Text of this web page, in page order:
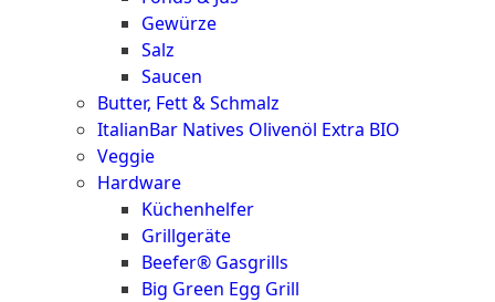
Gewürze
Salz
Saucen
Butter, Fett & Schmalz
ItalianBar Natives Olivenöl Extra BIO
Veggie
Hardware
Küchenhelfer
Grillgeräte
Beefer® Gasgrills
Big Green Egg Grill